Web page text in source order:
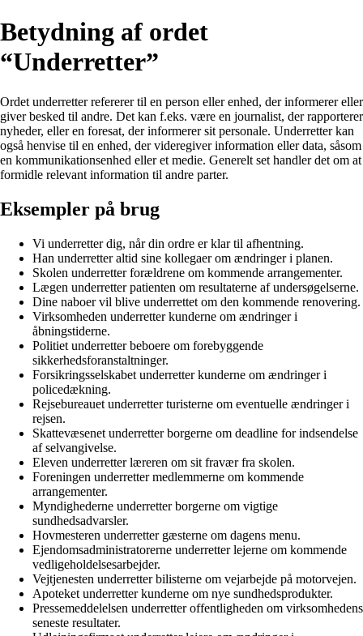
Betydning af ordet
“Underretter”
Ordet underretter refererer til en person eller enhed, der informerer eller
giver besked til andre. Det kan f.eks. være en journalist, der rapporterer
nyheder, eller en foresat, der informerer sit personale. Underretter kan
også henvise til en enhed, der videregiver information eller data, såsom
en kommunikationsenhed eller et medie. Generelt set handler det om at
formidle relevant information til andre parter.
Eksempler på brug
Vi underretter dig, når din ordre er klar til afhentning.
Han underretter altid sine kollegaer om ændringer i planen.
Skolen underretter forældrene om kommende arrangementer.
Lægen underretter patienten om resultaterne af undersøgelserne.
Dine naboer vil blive underrettet om den kommende renovering.
Virksomheden underretter kunderne om ændringer i
åbningstiderne.
Politiet underretter beboere om forebyggende
sikkerhedsforanstaltninger.
Forsikringsselskabet underretter kunderne om ændringer i
policedækning.
Rejsebureauet underretter turisterne om eventuelle ændringer i
rejsen.
Skattevæsenet underretter borgerne om deadline for indsendelse
af selvangivelse.
Eleven underretter læreren om sit fravær fra skolen.
Foreningen underretter medlemmerne om kommende
arrangementer.
Myndighederne underretter borgerne om vigtige
sundhedsadvarsler.
Hovmesteren underretter gæsterne om dagens menu.
Ejendomsadministratorerne underretter lejerne om kommende
vedligeholdelsesarbejder.
Vejtjenesten underretter bilisterne om vejarbejde på motorvejen.
Apoteket underretter kunderne om nye sundhedsprodukter.
Pressemeddelelsen underretter offentligheden om virksomhedens
seneste resultater.